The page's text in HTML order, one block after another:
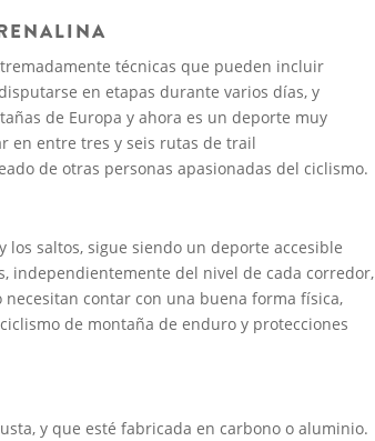
técnicas que pueden incluir
en etapas durante varios días, y
de Europa y ahora es un deporte muy
en entre tres y seis rutas de trail
de otras personas apasionadas del ciclismo.
saltos, sigue siendo un deporte accesible
independientemente del nivel de cada corredor,
contar con una buena forma física,
de montaña de enduro y protecciones
y que esté fabricada en carbono o aluminio.